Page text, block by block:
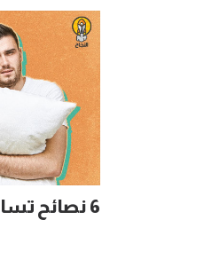
6 نصائح تساعدك على الاستيقاظ باكراً